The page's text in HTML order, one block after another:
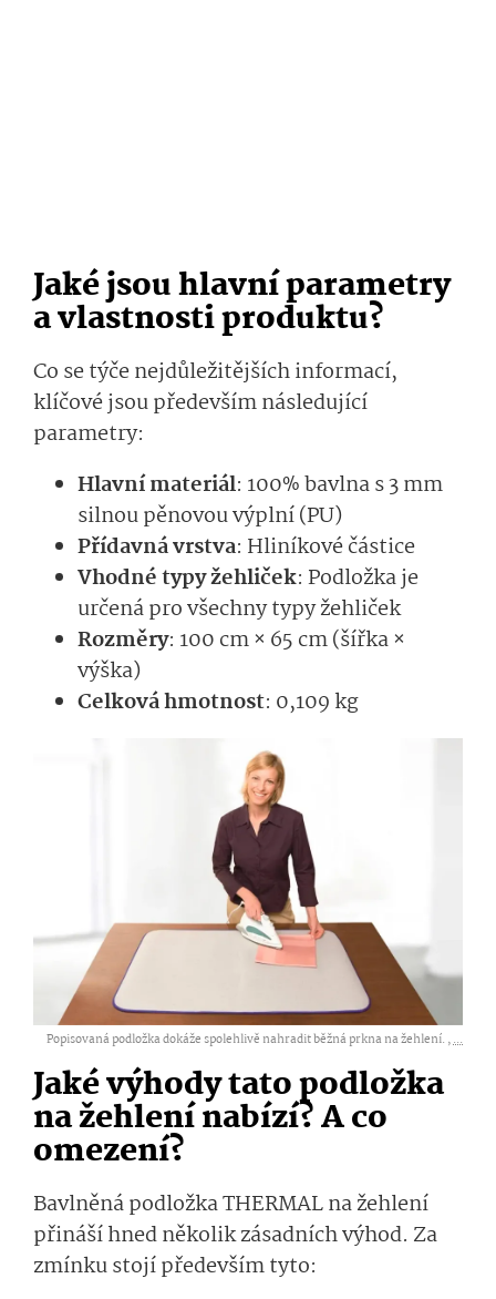
Jaké jsou hlavní parametry
a vlastnosti produktu?
Co se týče nejdůležitějších informací,
klíčové jsou především následující
parametry:
Hlavní materiál: 100% bavlna s 3 mm
silnou pěnovou výplní (PU)
Přídavná vrstva: Hliníkové částice
Vhodné typy žehliček: Podložka je
určená pro všechny typy žehliček
Rozměry: 100 cm × 65 cm (šířka ×
výška)
Celková hmotnost: 0,109 kg
Popisovaná podložka dokáže spolehlivě nahradit běžná prkna na žehlení. ,...
Jaké výhody tato podložka
na žehlení nabízí? A co
omezení?
Bavlněná podložka THERMAL na žehlení
přináší hned několik zásadních výhod. Za
zmínku stojí především tyto: